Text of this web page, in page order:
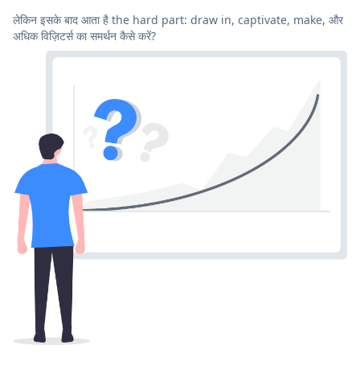
लेकिन इसके बाद आता है the hard part: draw in, captivate, make, और
अधिक विज़िटर्स का समर्थन कैसे करें?